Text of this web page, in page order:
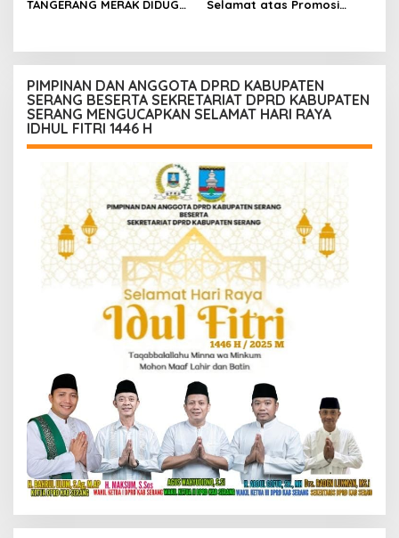
TANGERANG MERAK DIDUGA
Selamat atas Promosi
PIMPINAN DAN ANGGOTA DPRD KABUPATEN
SERANG BESERTA SEKRETARIAT DPRD KABUPATEN
SERANG MENGUCAPKAN SELAMAT HARI RAYA
IDHUL FITRI 1446 H